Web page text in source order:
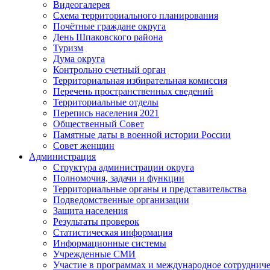
Видеогалерея
Схема территориального планирования
Почётные граждане округа
День Шпаковского района
Туризм
Дума округа
Контрольно счетный орган
Территориальная избирательная комиссия
Перечень пространственных сведений
Территориальные отделы
Перепись населения 2021
Общественный Совет
Памятные даты в военной истории России
Совет женщин
Администрация
Структура администрации округа
Полномочия, задачи и функции
Территориальные органы и представительства
Подведомственные организации
Защита населения
Результаты проверок
Статистическая информация
Информационные системы
Учрежденные СМИ
Участие в программах и международное